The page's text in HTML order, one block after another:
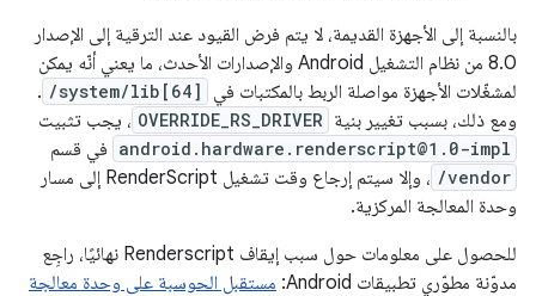
بالنسبة إلى الأجهزة القديمة، لا يتم فرض القيود عند الترقية إلى الإصدار
8.0 من نظام التشغيل Android والإصدارات الأحدث، ما يعني أنّه يمكن
لمشغّلات الأجهزة مواصلة الربط بالمكتبات في
/system/lib[64]
.
ومع ذلك، بسبب تغيير بنية OVERRIDE_RS_DRIVER ، يجب تثبيت
android.hardware.renderscript@1.0-impl في قسم
/vendor
، وإلا سيتم إرجاع وقت تشغيل RenderScript إلى مسار
وحدة المعالجة المركزية.
للحصول على معلومات حول سبب إيقاف Renderscript نهائيًا، راجِع
مدوّنة مطوّري تطبيقات Android:
مستقبل الحوسبة على وحدة معالجة